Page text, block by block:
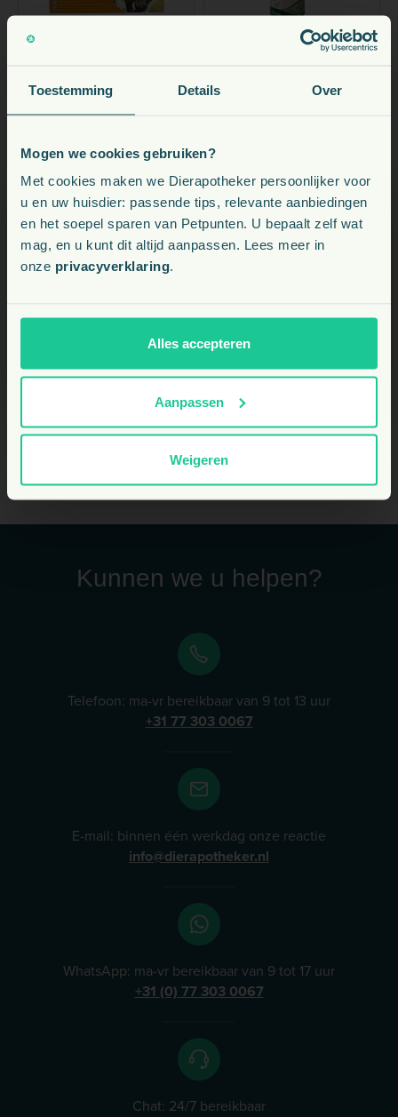
Toestemming Details Over
Mogen we cookies gebruiken?
Met cookies maken we Dierapotheker persoonlijker voor
u en uw huisdier: passende tips, relevante aanbiedingen
en het soepel sparen van Petpunten. U bepaalt zelf wat
mag, en u kunt dit altijd aanpassen. Lees meer in
onze privacyverklaring.
Alles accepteren
Aanpassen
Weigeren
Knaagdier Hond
vanaf
€32,44
€ 34,15
P
+11gratis Petpunten
Direct leverbaar
Droogshampoo
vanaf
€11, 50
P
+3gratis Petpunten
Direct leverbaar
Kunnen we u helpen?
Telefoon: ma-vr bereikbaar van 9 tot 13 uur
+31 77 303 0067
E-mail: binnen één werkdag onze reactie
info@dierapotheker.nl
WhatsApp: ma-vr bereikbaar van 9 tot 17 uur
+31 (0) 77 303 0067
Chat: 24/7 bereikbaar
Kies uw land: